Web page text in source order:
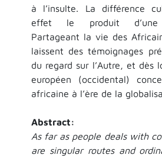
à l’insulte. La différence
effet le produit d’une
Partageant la vie des
laissent des témoignages
du regard sur l’Autre, et dès
européen (occidental)
africaine à l’ère de la
Abstract:
As far as people deals with
are singular routes and